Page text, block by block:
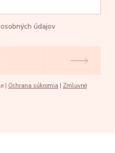
údajov
| Ochrana súkromia
Zmluvné